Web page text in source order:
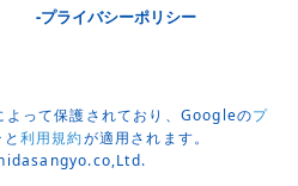
-プライバシーポリシー
って保護されており、Googleのプ
と利用規約が適用されます。